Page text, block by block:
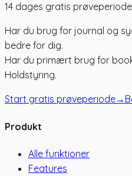
14 dages gratis
Har du brug for journal og
bedre for dig.
Har du primært brug for
Holdstyring.
Start gratis prøveperiode→
Produkt
Alle funktioner
Features